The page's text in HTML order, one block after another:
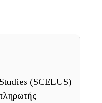
(SCEEUS)